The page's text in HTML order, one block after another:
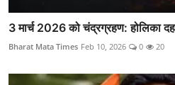
3 मार्च 2026 को चंद्रग्रहण: होलिका
Bharat Mata Times Feb 10, 2026 0 20